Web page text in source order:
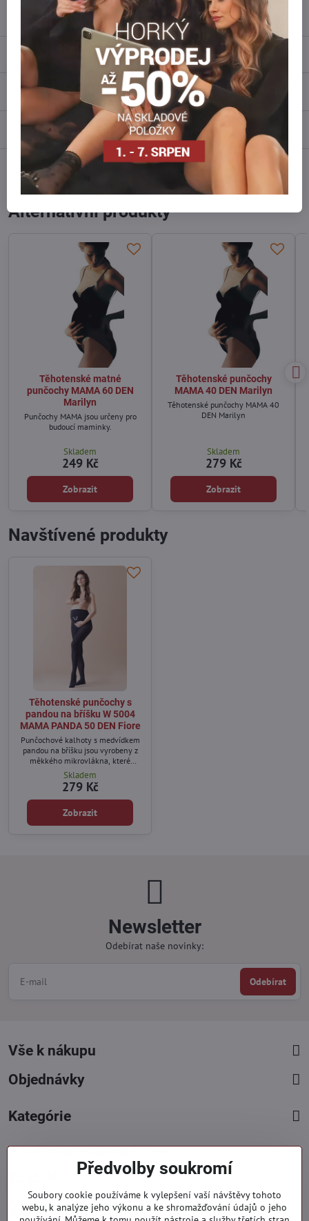
info​@everlady​.eu
Popis
Recenze 0
Diskuse 0
Facebook Reddit LinkedIn WhatsApp
Alternativní produkty
Těhotenské matné
punčochy MAMA 60 DEN
Marilyn
Punčochy MAMA jsou určeny pro
budoucí maminky.
Skladem
249 Kč
Zobrazit
Těhotenské punčochy
MAMA 40 DEN Marilyn
Těhotenské punčochy MAMA 40
DEN Marilyn
Skladem
279 Kč
Zobrazit
Navštívené produkty
Těhotenské punčochy s
pandou na bříšku W 5004
MAMA PANDA 50 DEN Fiore
Punčochové kalhoty s medvídkem
pandou na bříšku jsou vyrobeny z
měkkého mikrovlákna, které
zajišťuje pohodlí a optimální
přizpůsobení se tělu během
těhotenství.
Skladem
279 Kč
Zobrazit
Newsletter
Odebírat naše novinky:
Odebírat
Vše k nákupu
Objednávky
Kategórie
+421 919 060 751
Předvolby soukromí
Soubory cookie používáme k vylepšení vaší návštěvy tohoto
webu, k analýze jeho výkonu a ke shromažďování údajů o jeho